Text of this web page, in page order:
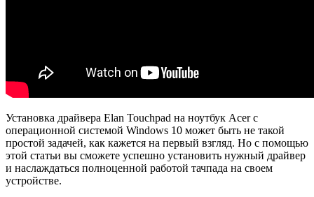
Установка драйвера Elan Touchpad на ноутбук Acer с
операционной системой Windows 10 может быть не такой
простой задачей, как кажется на первый взгляд. Но с помощью
этой статьи вы сможете успешно установить нужный драйвер
и наслаждаться полноценной работой тачпада на своем
устройстве.